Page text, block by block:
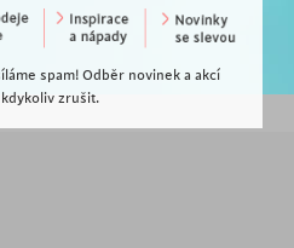
spam! Odběr novinek a akcí
zrušit.